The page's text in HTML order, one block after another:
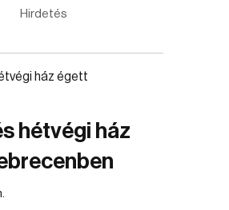
Hirdetés
hétvégi ház